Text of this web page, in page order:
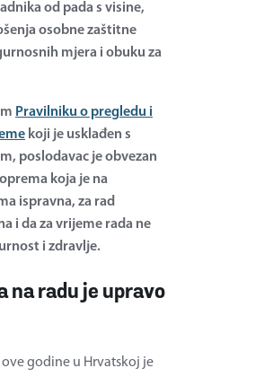
od pada s visine,
osobne zaštitne
mjera i obuku za
Pravilniku o pregledu i
koji je usklađen s
poslodavac je obvezan
koja je na
ispravna, za rad
i da za vrijeme rada ne
i zdravlje.
na radu je upravo
godine u Hrvatskoj je